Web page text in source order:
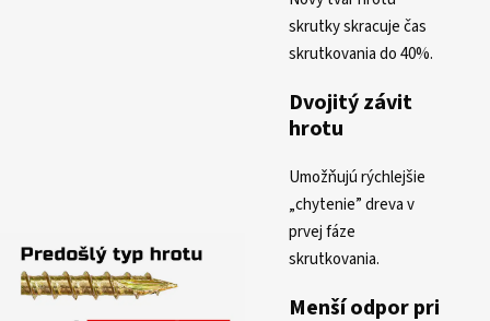
skrutky skracuje čas
skrutkovania do 40%.
Dvojitý závit
hrotu
Umožňujú rýchlejšie
„chytenie” dreva v
prvej fáze
skrutkovania.
Menší odpor pri